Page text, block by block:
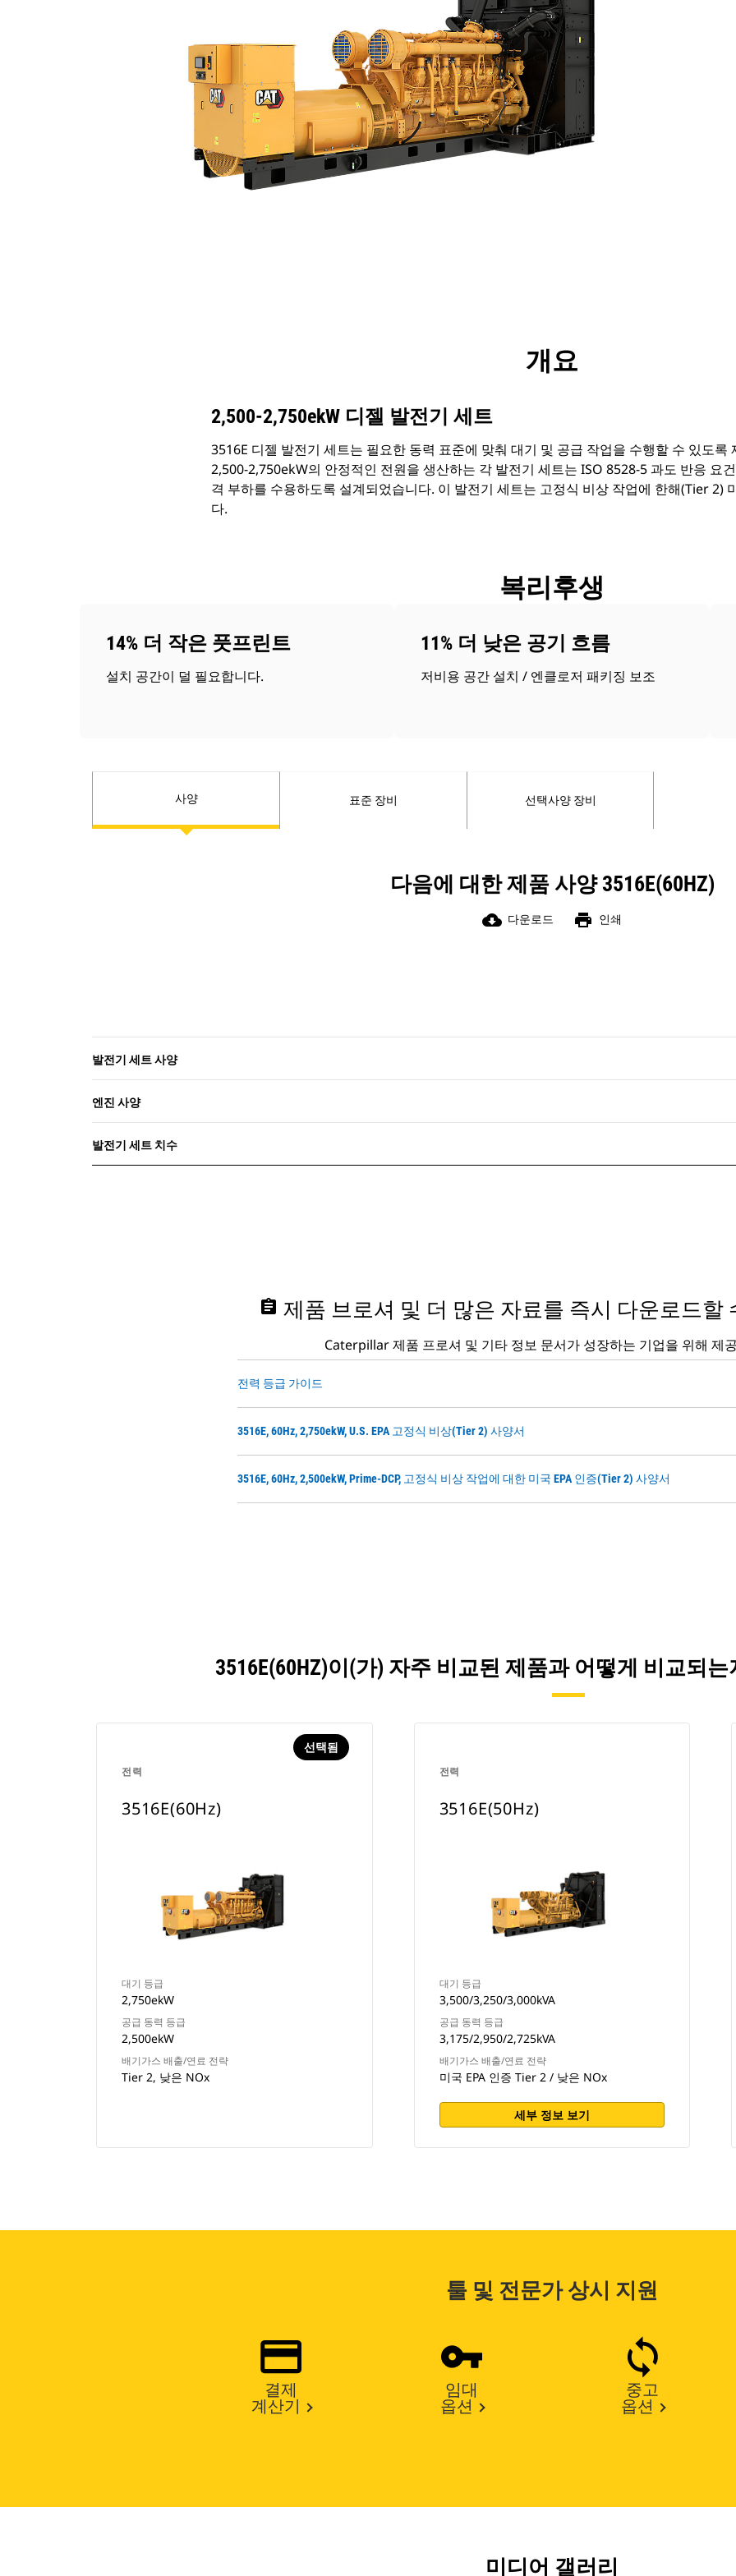
투어
개요
2,500-2,750ekW 디젤 발전기 세트
3516E 디젤 발전기 세트는 필요한 동력 표준에 맞춰 대기 및 공급 작업을 수행할 수 있도록
2,500-2,750ekW의 안정적인 전원을 생산하는 각 발전기 세트는 ISO 8528-5 과도 반응 요
격 부하를 수용하도록 설계되었습니다. 이 발전기 세트는 고정식 비상 작업에 한해(Tier 2)
다.
복리후생
14% 더 작은 풋프린트
설치 공간이 덜 필요합니다.
11% 더 낮은 공기 흐름
저비용 공간 설치 / 엔클로저 패키징 보조
사양 표준 장비 선택사양 장비
다음에 대한 제품 사양 3516E(60HZ)
cloud_download 다운로드 print 인쇄
발전기 세트 사양
엔진 사양
발전기 세트 치수
assignment 제품 브로셔 및 더 많은 자료를 즉시 다운로드할
Caterpillar 제품 프로셔 및 기타 정보 문서가 성장하는 기업을 위해 제
전력 등급 가이드
3516E, 60Hz, 2,750ekW, U.S. EPA 고정식 비상(Tier 2) 사양서
3516E, 60Hz, 2,500ekW, Prime-DCP, 고정식 비상 작업에 대한 미국 EPA 인증(Tier 2) 사양서
3516E(60HZ)이(가) 자주 비교된 제품과 어떻게 비교되
전력
선택됨
3516E(60Hz)
대기 등급
2,750ekW
공급 동력 등급
2,500ekW
배기가스 배출/연료 전략
Tier 2, 낮은 NOx
전력
3516E(50Hz)
대기 등급
3,500/3,250/3,000kVA
공급 동력 등급
3,175/2,950/2,725kVA
배기가스 배출/연료 전략
미국 EPA 인증 Tier 2 / 낮은 NOx
세부 정보 보기
툴 및 전문가 상시 지원
결제
계산기
임대
옵션
중고
옵션
미디어 갤러리